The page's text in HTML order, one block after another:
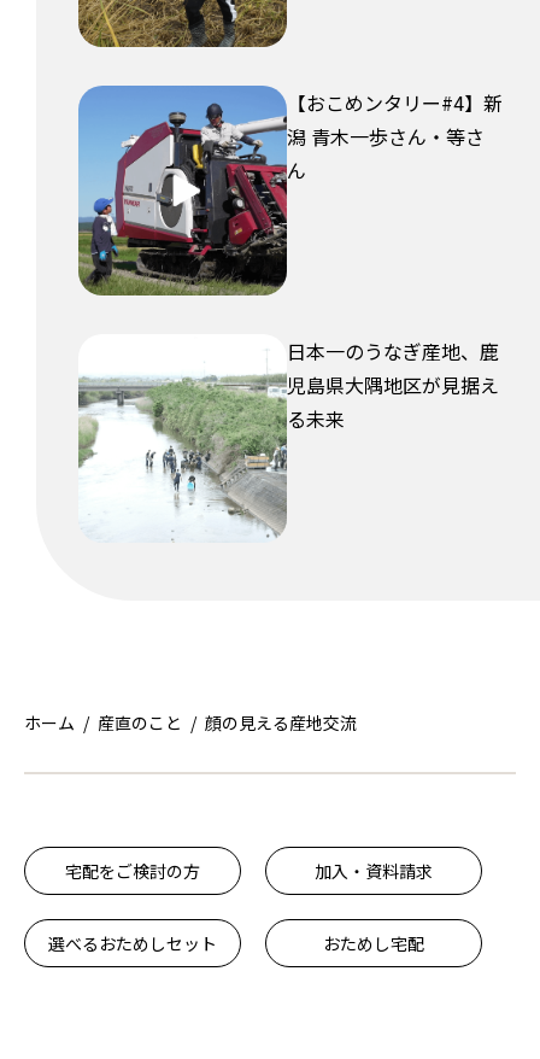
【おこめンタリー#4】新
潟 青木一歩さん・等さ
ん
日本一のうなぎ産地、鹿
児島県大隅地区が見据え
る未来
ホーム 産直のこと 顔の見える産地交流
宅配をご検討の方 加入・資料請求
選べるおためしセット おためし宅配